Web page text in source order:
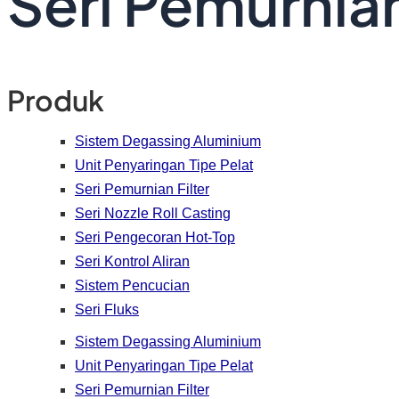
Produk
Sistem Degassing Aluminium
Unit Penyaringan Tipe Pelat
Seri Pemurnian Filter
Seri Nozzle Roll Casting
Seri Pengecoran Hot-Top
Seri Kontrol Aliran
Sistem Pencucian
Seri Fluks
Sistem Degassing Aluminium
Unit Penyaringan Tipe Pelat
Seri Pemurnian Filter